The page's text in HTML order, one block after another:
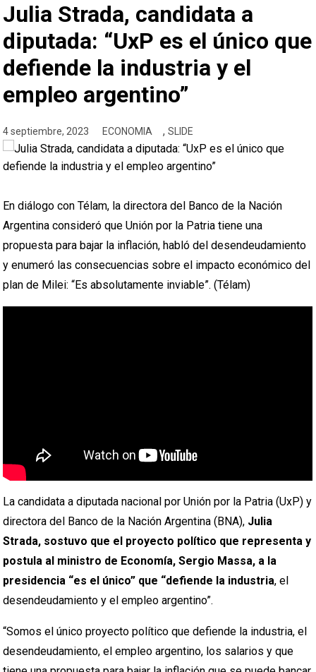
Julia Strada, candidata a
diputada: “UxP es el único que
defiende la industria y el
empleo argentino”
4 septiembre, 2023 ECONOMIA ,SLIDE
En diálogo con Télam, la directora del Banco de la Nación
Argentina consideró que Unión por la Patria tiene una
propuesta para bajar la inflación, habló del desendeudamiento
y enumeró las consecuencias sobre el impacto económico del
plan de Milei: “Es absolutamente inviable”. (Télam)
La candidata a diputada nacional por Unión por la Patria (UxP) y
directora del Banco de la Nación Argentina (BNA), Julia
Strada, sostuvo que el proyecto político que representa y
postula al ministro de Economía, Sergio Massa, a la
presidencia “es el único” que “defiende la industria, el
desendeudamiento y el empleo argentino”.
“Somos el único proyecto político que defiende la industria, el
desendeudamiento, el empleo argentino, los salarios y que